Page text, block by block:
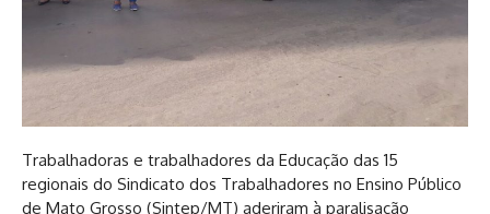
Trabalhadoras e trabalhadores da Educação das 15
regionais do Sindicato dos Trabalhadores no Ensino Público
de Mato Grosso (Sintep/MT) aderiram à paralisação